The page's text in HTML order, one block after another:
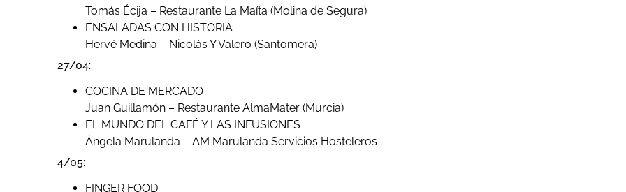
Tomás Écija – Restaurante La Maíta (Molina de Segura)
ENSALADAS CON HISTORIA
Hervé Medina – Nicolás Y Valero (Santomera)
27/04:
COCINA DE MERCADO
Juan Guillamón – Restaurante AlmaMater (Murcia)
EL MUNDO DEL CAFÉ Y LAS INFUSIONES
Ángela Marulanda – AM Marulanda Servicios Hosteleros
4/05:
FINGER FOOD